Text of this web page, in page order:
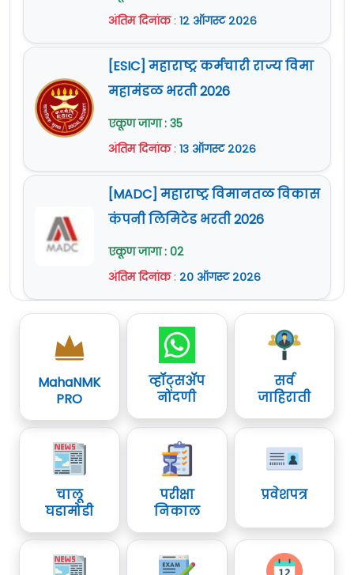
अंतिम दिनांक: १२ ऑगस्ट २०२६
[ESIC] महाराष्ट्र कर्मचारी राज्य विमा
महामंडळ भरती 2026
एकूण जागा : 35
अंतिम दिनांक: १३ ऑगस्ट २०२६
[MADC] महाराष्ट्र विमानतळ विकास
कंपनी लिमिटेड भरती 2026
एकूण जागा : 02
अंतिम दिनांक: २० ऑगस्ट २०२६
MahaNMK
PRO
व्हॉट्सॲप
नोंदणी
सर्व
जाहिराती
चालू
घडामोडी
परीक्षा
निकाल
प्रवेशपत्र